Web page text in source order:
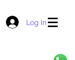
Log In